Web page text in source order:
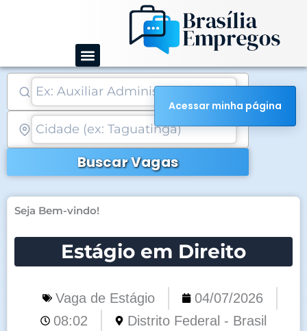
conteúdo
Buscar Vagas
Seja Bem-vindo!
Estágio em Direito
Vaga de Estágio
04/07/2026
08:02
Distrito Federal - Brasil
Acessar minha página